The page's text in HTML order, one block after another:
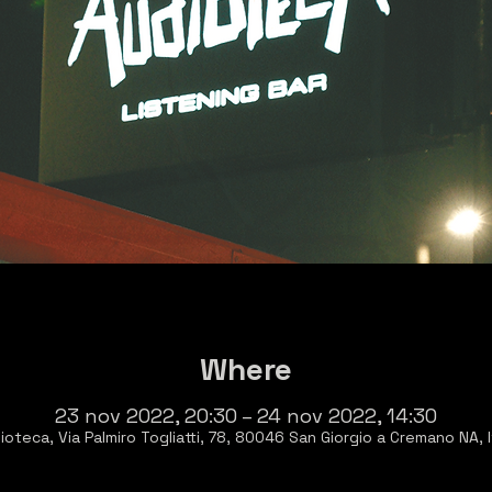
Where
23 nov 2022, 20:30 – 24 nov 2022, 14:30
Via Palmiro Togliatti, 78, 80046 San Giorgio a Cremano NA,